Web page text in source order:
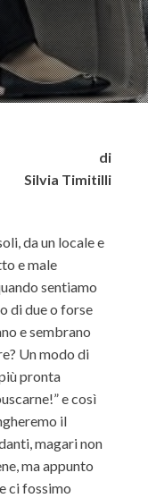
di
Silvia Timitilli
da un locale e
e male
sentiamo
di due o forse
e sembrano
Un modo di
pronta
e così
il
magari non
ma appunto
ci fossimo